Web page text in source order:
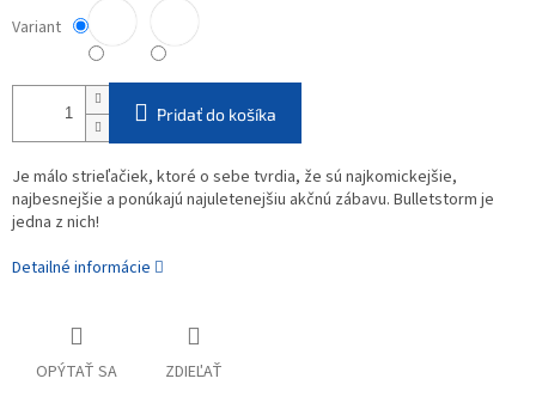
Variant
Pridať do košíka
Je málo strieľačiek, ktoré o sebe tvrdia, že sú najkomickejšie,
najbesnejšie a ponúkajú najuletenejšiu akčnú zábavu. Bulletstorm je
jedna z nich!
Detailné informácie
OPÝTAŤ SA ZDIEĽAŤ